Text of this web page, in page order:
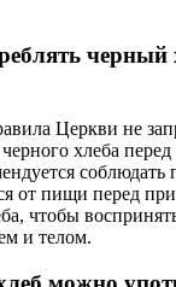
черный
Церкви не
хлеба
соблюдать
от пищи перед
чтобы
и телом.